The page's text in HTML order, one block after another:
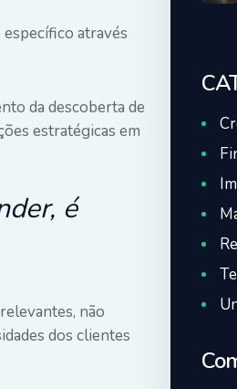
através
da descoberta de
estratégicas em
é
não
dos clientes